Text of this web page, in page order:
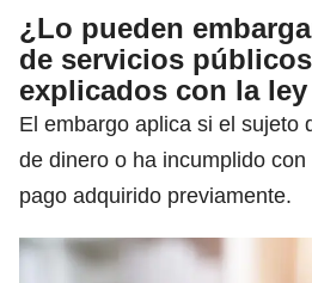
¿Lo pueden
de servicios
explicados con la
El embargo aplica si el sujeto
de dinero o ha incumplido
pago adquirido previamente.